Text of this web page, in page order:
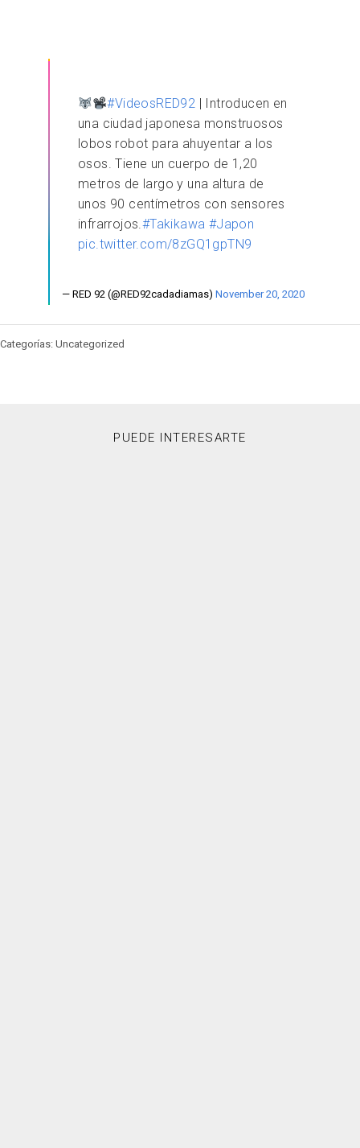
#VideosRED92 | Introducen en
una ciudad japonesa monstruosos
lobos robot para ahuyentar a los
osos. Tiene un cuerpo de 1,20
metros de largo y una altura de
unos 90 centímetros con sensores
infrarrojos.#Takikawa #Japon
pic.twitter.com/8zGQ1gpTN9
— RED 92 (@RED92cadadiamas) November 20, 2020
Categorías: Uncategorized
PUEDE INTERESARTE